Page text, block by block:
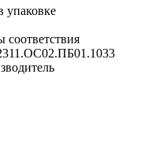
упаковке
соответствия